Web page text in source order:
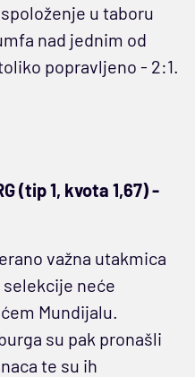
u taboru
nad jednim od
popravljeno - 2:1.
(tip 1, kvota 1,67) -
važna utakmica
selekcije neće
Mundijalu.
su pak pronašli
te su ih